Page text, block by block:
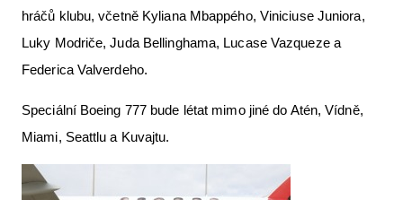
hráčů klubu, včetně Kyliana Mbappého, Viniciuse Juniora,
Luky Modriče, Juda Bellinghama, Lucase Vazqueze a
Federica Valverdeho.
Speciální Boeing 777 bude létat mimo jiné do Atén, Vídně,
Miami, Seattlu a Kuvajtu.